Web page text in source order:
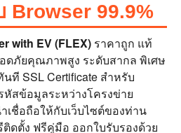
Browser 99.9%
with EV (FLEX) ราคาถูก แท้
ดภัยคุณภาพสูง ระดับสากล พิเศษ
ที SSL Certificate สำหรับ
หัสข้อมูลระหว่างโครงข่าย
เชื่อถือให้กับเว็บไซต์ของท่าน
ดตั้ง ฟรีคู่มือ ออกใบรับรองด้วย